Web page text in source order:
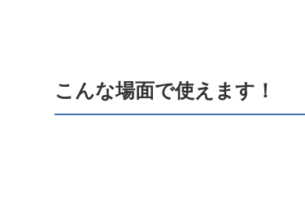
こんな場面で使えます！